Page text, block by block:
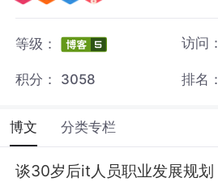
等级： 访问：
积分： 3058 排名：
博文 分类专栏
谈30岁后it人员职业发展规划